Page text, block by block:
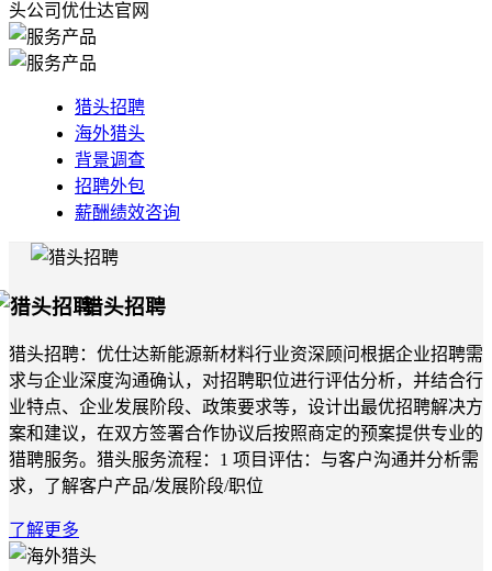
头公司优仕达官网
猎头招聘
海外猎头
背景调查
招聘外包
薪酬绩效咨询
猎头招聘
猎头招聘：优仕达新能源新材料行业资深顾问根据企业招聘需
求与企业深度沟通确认，对招聘职位进行评估分析，并结合行
业特点、企业发展阶段、政策要求等，设计出最优招聘解决方
案和建议，在双方签署合作协议后按照商定的预案提供专业的
猎聘服务。猎头服务流程：1 项目评估：与客户沟通并分析需
求，了解客户产品/发展阶段/职位
了解更多